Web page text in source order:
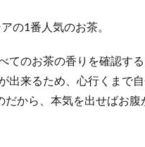
の1番人気のお茶。
てのお茶の香りを確認す
出来るため、心行くまで
から、本気を出せばお